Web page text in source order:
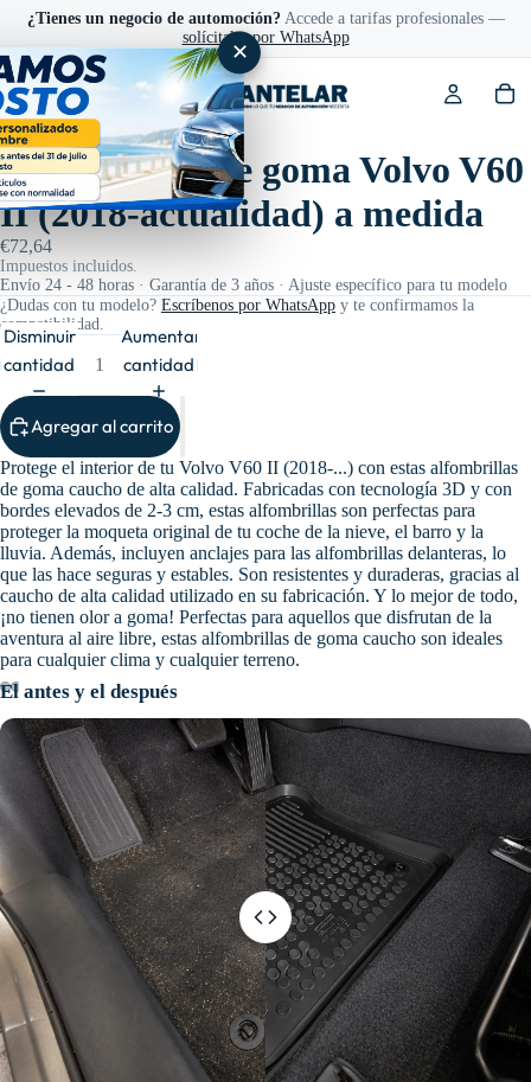
¿Tienes un negocio de automoción?Accede a tarifas profesionales —
solícitalas por WhatsApp
✕
Ref: 200417
Alfombrillas de goma Volvo V60
II (2018-actualidad) a medida
€72,64
Impuestos incluidos.
Envío 24 - 48 horas · Garantía de 3 años · Ajuste específico para tu modelo
¿Dudas con tu modelo? Escríbenos por WhatsApp y te confirmamos la
compatibilidad.
Disminuir
cantidad
Aumentar
cantidad
Agregar al carrito
Protege el interior de tu Volvo V60 II (2018-...) con estas alfombrillas
de goma caucho de alta calidad. Fabricadas con tecnología 3D y con
bordes elevados de 2-3 cm, estas alfombrillas son perfectas para
proteger la moqueta original de tu coche de la nieve, el barro y la
lluvia. Además, incluyen anclajes para las alfombrillas delanteras, lo
que las hace seguras y estables. Son resistentes y duraderas, gracias al
caucho de alta calidad utilizado en su fabricación. Y lo mejor de todo,
¡no tienen olor a goma! Perfectas para aquellos que disfrutan de la
aventura al aire libre, estas alfombrillas de goma caucho son ideales
para cualquier clima y cualquier terreno.
El antes y el después